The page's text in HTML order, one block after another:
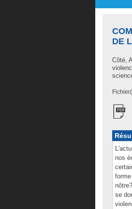
DE
Côté,
nos
se